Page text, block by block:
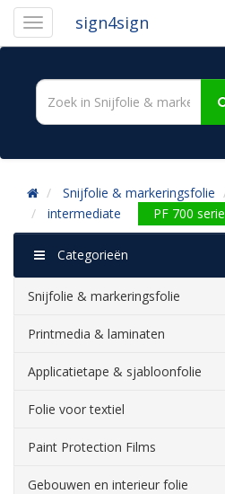
sign4sign
Snijfolie & markeringsfolie
intermediate
PF 700 serie
Categorieën
Snijfolie & markeringsfolie
Printmedia & laminaten
Applicatietape & sjabloonfolie
Folie voor textiel
Paint Protection Films
Gebouwen en interieur folie